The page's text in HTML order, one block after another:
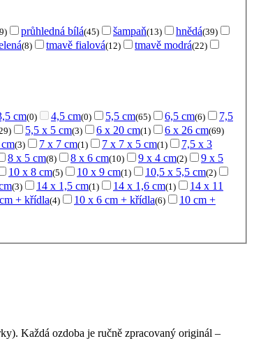
průhledná bílá(45) šampaň(13) hnědá(39)
(8) tmavě fialová(12) tmavě modrá(22)
cm(0) 4,5 cm(0) 5,5 cm(65) 6,5 cm(6)
7,5
5,5 x 5 cm(3) 6 x 20 cm(1) 6 x 26 cm(69)
(3) 7 x 7 cm(1) 7 x 7 x 5 cm(1)
7,5 x 3
8 x 5 cm(8) 8 x 6 cm(10) 9 x 4 cm(2)
9 x 5
10 x 8 cm(5) 10 x 9 cm(1) 10,5 x 5,5 cm(2)
(3) 14 x 1,5 cm(1) 14 x 1,6 cm(1)
14 x 11
+ křídla(4) 10 x 6 cm + křídla(6)
10 cm +
Každá ozdoba je ručně zpracovaný originál –